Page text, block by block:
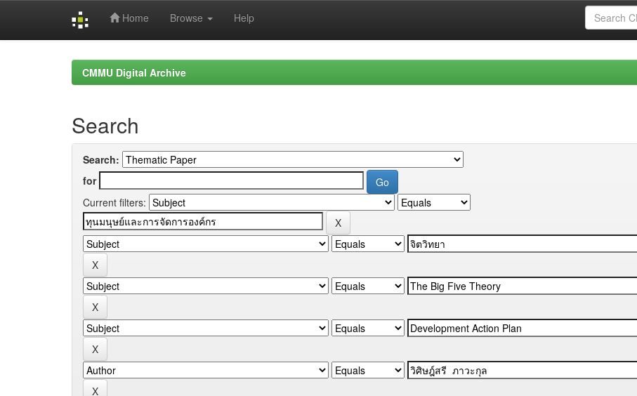
Home Browse Help
CMMU Digital Archive
Search
Search:
for
Current filters: